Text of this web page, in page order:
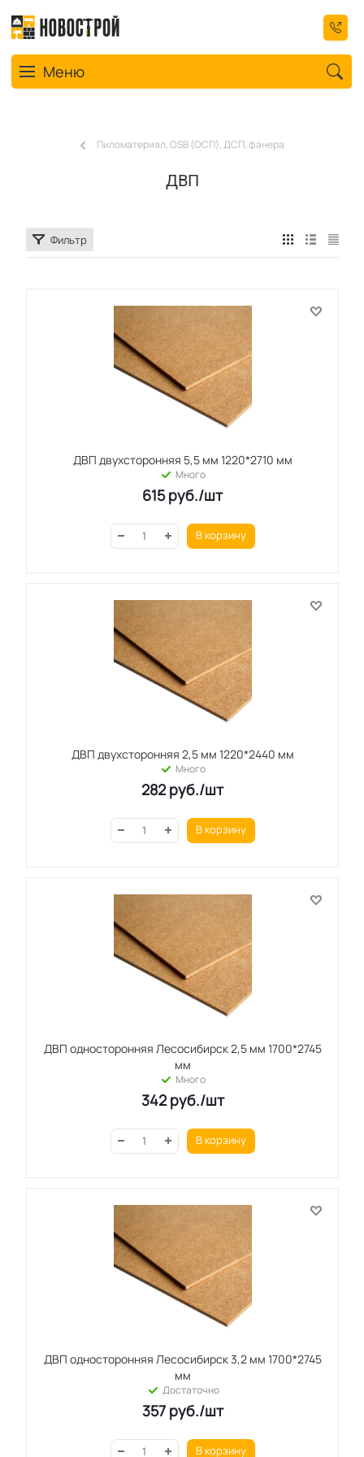
Toggle navigation
Меню
Пиломатериал, OSB (ОСП), ДСП, фанера
ДВП
Фильтр
ДВП двухсторонняя 5,5 мм 1220*2710 мм
Много
615руб./шт
В корзину
ДВП двухсторонняя 2,5 мм 1220*2440 мм
Много
282руб./шт
В корзину
ДВП односторонняя Лесосибирск 2,5 мм 1700*2745
мм
Много
342руб./шт
В корзину
ДВП односторонняя Лесосибирск 3,2 мм 1700*2745
мм
Достаточно
357руб./шт
В корзину